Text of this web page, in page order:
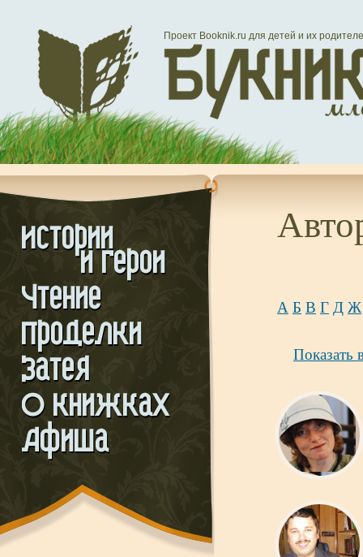
Проект Booknik.ru для детей и их
А Б В Г Д Ж
Показать